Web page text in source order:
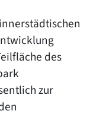
des
zur